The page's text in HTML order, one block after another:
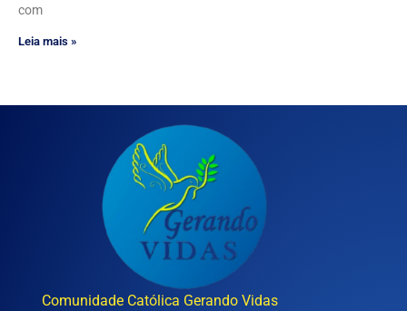
com
Leia mais »
Comunidade Católica Gerando Vidas